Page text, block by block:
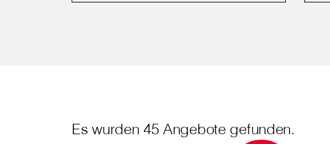
Es wurden 45 Angebote gefunden.